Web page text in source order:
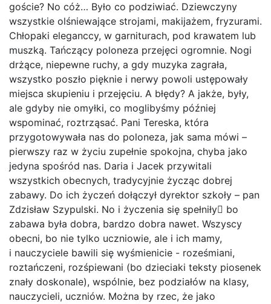
goście? No cóż… Było co podziwiać. Dziewczyny
wszystkie olśniewające strojami, makijażem, fryzurami.
Chłopaki eleganccy, w garniturach, pod krawatem lub
muszką. Tańczący poloneza przejęci ogromnie. Nogi
drżące, niepewne ruchy, a gdy muzyka zagrała,
wszystko poszło pięknie i nerwy powoli ustępowały
miejsca skupieniu i przejęciu. A błędy? A jakże, były,
ale gdyby nie omyłki, co moglibyśmy później
wspominać, roztrząsać. Pani Tereska, która
przygotowywała nas do poloneza, jak sama mówi –
pierwszy raz w życiu zupełnie spokojna, chyba jako
jedyna spośród nas. Daria i Jacek przywitali
wszystkich obecnych, tradycyjnie życząc dobrej
zabawy. Do ich życzeń dołączył dyrektor szkoły – pan
Zdzisław Szypulski. No i życzenia się spełniły bo
zabawa była dobra, bardzo dobra nawet. Wszyscy
obecni, bo nie tylko uczniowie, ale i ich mamy,
i nauczyciele bawili się wyśmienicie - roześmiani,
roztańczeni, rozśpiewani (bo dzieciaki teksty piosenek
znały doskonale), wspólnie, bez podziałów na klasy,
nauczycieli, uczniów. Można by rzec, że jako